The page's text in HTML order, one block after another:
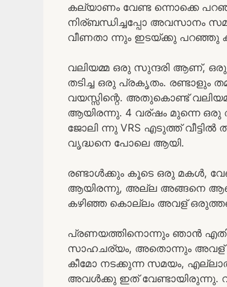
കല്യാണം വേണ്ട ന്നൊക്കെ
നിര്ബന്ധിച്ചപ്പോ അവസാനം
വീണതാ ന്നും ഇടയ്ക്കു പറഞ്ഞു
വലിയമ്മ ഒരു സുന്ദരി ആണ്,
തടിച്ച ഒരു പ്രകൃതം. രണ്ടാളും
വയസ്സിന്റെ. അതുകൊണ്ട്
ആയിരന്നു. 4 വര്ഷം മുന്നെ ഒരു
ജോലി ന്നു VRS എടുത്ത്
വൃദ്ധനെ പോലെ ആയി.
രണ്ടാൾക്കും കൂടെ ഒരു മകൾ,
ആയിരന്നു, അല്ല അങ്ങനെ ആണ്
കഴിഞ്ഞ കൊല്ലം അവള്
പ്രണയത്തിനൊന്നും ഞാൻ
സാഹചര്യം, അതൊന്നും അവള്
കീമോ നടക്കുന്ന സമയം,
അവൾക്കു ഇത് വേണ്ടായിരുന്നു.